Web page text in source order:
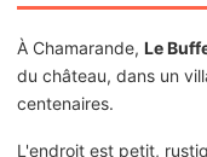
À Chamarande, Le
du château, dans un
centenaires.
L'endroit est petit,